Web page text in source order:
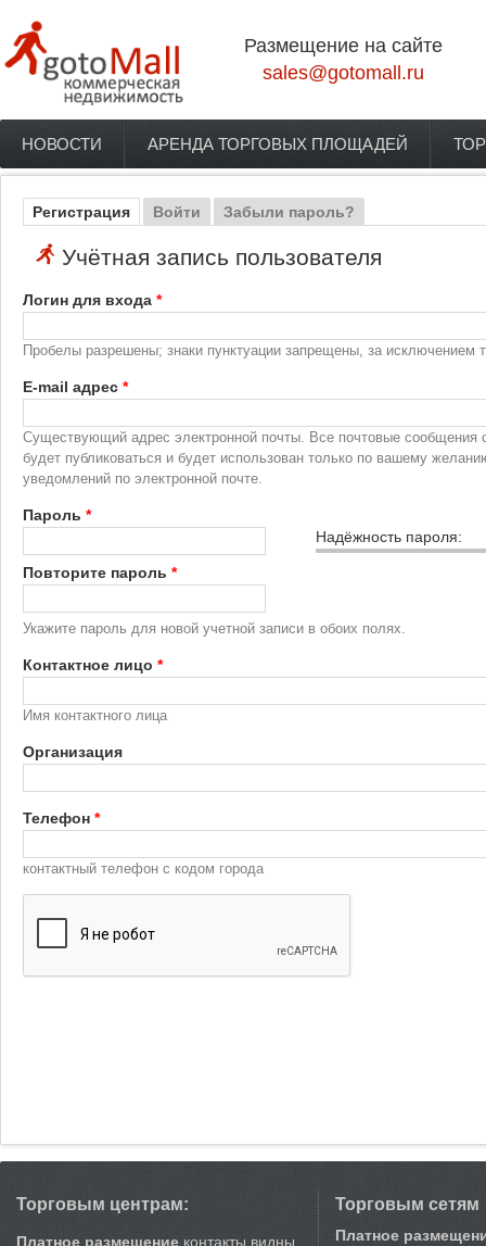
Размещение на сайте
sales@gotomall.ru
Главное меню
НОВОСТИ АРЕНДА ТОРГОВЫХ ПЛОЩАДЕЙ
Главные вкладки
Регистрация (активная вкладка)
Войти Забыли пароль?
Учётная запись пользователя
Логин для входа *
Пробелы разрешены; знаки пунктуации запрещены, за исключением
E-mail адрес *
Существующий адрес электронной почты. Все почтовые сообщения
будет публиковаться и будет использован только по вашему
уведомлений по электронной почте.
Надёжность пароля:
Пароль *
Повторите пароль *
Укажите пароль для новой учетной записи в обоих полях.
Контактное лицо *
Имя контактного лица
Организация
Телефон *
контактный телефон с кодом города
Торговым центрам:
Платное размещение контакты видны
Торговым сетям
Платное